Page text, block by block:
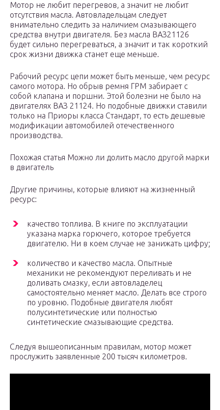
Мотор не любит перегревов, а значит не любит
отсутствия масла. Автовладельцам следует
внимательно следить за наличием смазывающего
средства внутри двигателя. Без масла ВАЗ21126
будет сильно перегреваться, а значит и так короткий
срок жизни движка станет еще меньше.
Рабочий ресурс цепи может быть меньше, чем ресурс
самого мотора. Но обрыв ремня ГРМ забирает с
собой клапана и поршни. Этой болезни не было на
двигателях ВАЗ 21124. Но подобные движки ставили
только на Приоры класса Стандарт, то есть дешевые
модификации автомобилей отечественного
производства.
Похожая статья Можно ли долить масло другой марки
в двигатель
Другие причины, которые влияют на жизненный
ресурс:
качество топлива. В книге по эксплуатации
указана марка горючего, которое требуется
двигателю. Ни в коем случае не занижать цифру;
количество и качество масла. Опытные
механики не рекомендуют переливать и не
доливать смазку, если автовладелец
самостоятельно меняет масло. Делать все строго
по уровню. Подобные двигателя любят
полусинтетические или полностью
синтетические смазывающие средства.
Следуя вышеописанным правилам, мотор может
прослужить заявленные 200 тысяч километров.